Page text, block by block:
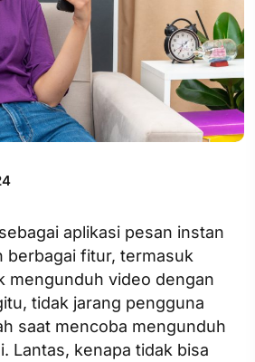
aplikasi pesan instan
berbagai fitur, termasuk
mengunduh video dengan
tidak jarang pengguna
saat mencoba mengunduh
Lantas, kenapa tidak bisa